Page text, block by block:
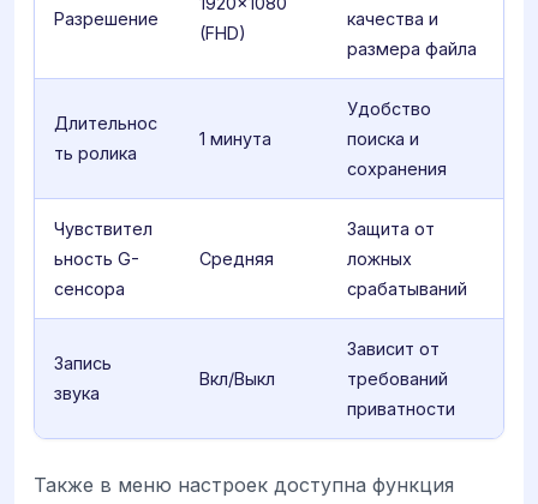
Разрешение
(FHD)
качества и
размера файла
Длительнос
ть ролика
1 минута
Удобство
поиска и
сохранения
Чувствител
ьность G-
сенсора
Средняя
Защита от
ложных
срабатываний
Запись
звука
Вкл/Выкл
Зависит от
требований
приватности
Также в меню настроек доступна функция